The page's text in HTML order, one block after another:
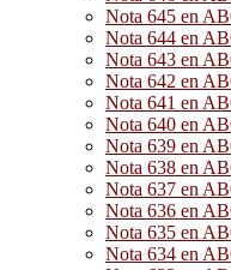
Nota 645 en
Nota 644 en
Nota 643 en
Nota 642 en
Nota 641 en
Nota 640 en
Nota 639 en
Nota 638 en
Nota 637 en
Nota 636 en
Nota 635 en
Nota 634 en